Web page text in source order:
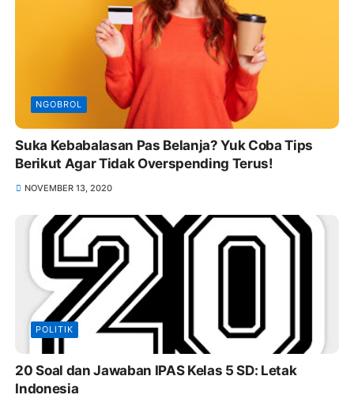
NGOBROL
Suka Kebabalasan Pas Belanja? Yuk Coba Tips
Berikut Agar Tidak Overspending Terus!
NOVEMBER 13, 2020
POLITIK
20 Soal dan Jawaban IPAS Kelas 5 SD: Letak
Indonesia